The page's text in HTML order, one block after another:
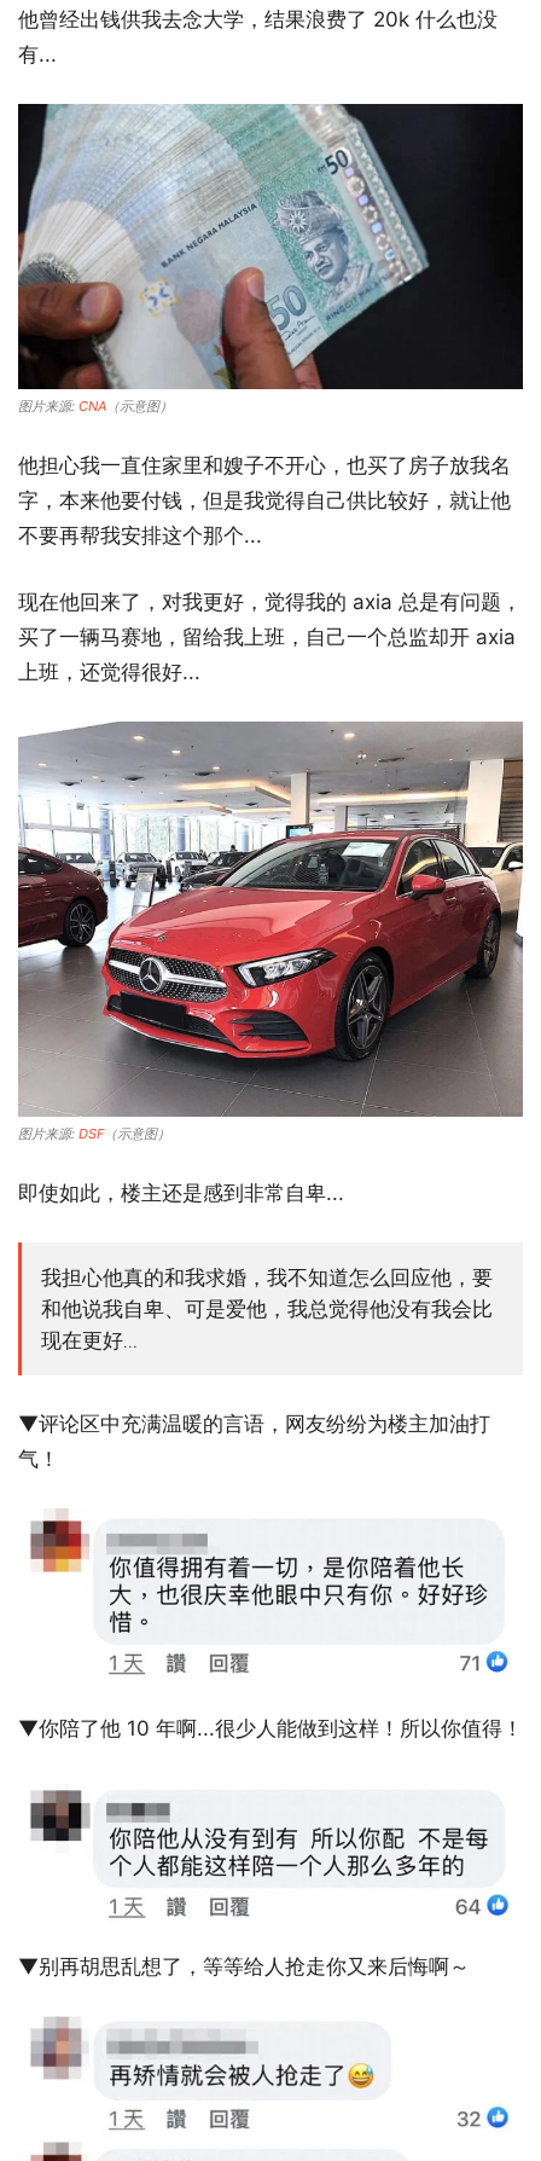
他曾经出钱供我去念大学，结果浪费了 20k 什么也没
有...
图片来源: CNA （示意图）
他担心我一直住家里和嫂子不开心，也买了房子放我名
字，本来他要付钱，但是我觉得自己供比较好，就让他
不要再帮我安排这个那个...
现在他回来了，对我更好，觉得我的 axia 总是有问题，
买了一辆马赛地，留给我上班，自己一个总监却开 axia
上班，还觉得很好...
图片来源: DSF（示意图）
即使如此，楼主还是感到非常自卑...
我担心他真的和我求婚，我不知道怎么回应他，要
和他说我自卑、可是爱他，我总觉得他没有我会比
现在更好...
▼评论区中充满温暖的言语，网友纷纷为楼主加油打
气！
▼你陪了他 10 年啊...很少人能做到这样！所以你值得！
▼别再胡思乱想了，等等给人抢走你又来后悔啊～